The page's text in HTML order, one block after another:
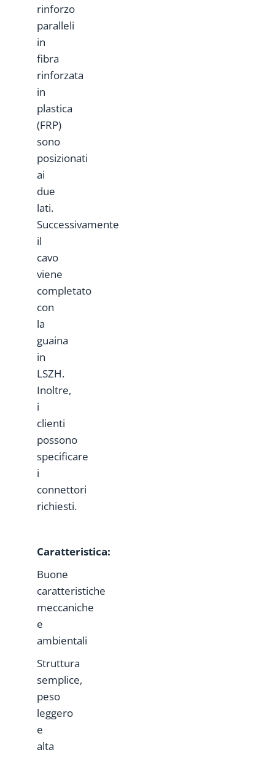
rinforzo
paralleli
in
fibra
rinforzata
in
plastica
(FRP)
sono
posizionati
ai
due
lati.
Successivamente
il
cavo
viene
completato
con
la
guaina
in
LSZH.
Inoltre,
i
clienti
possono
specificare
i
connettori
richiesti.
Caratteristica:
Buone
caratteristiche
meccaniche
e
ambientali
Struttura
semplice,
peso
leggero
e
alta